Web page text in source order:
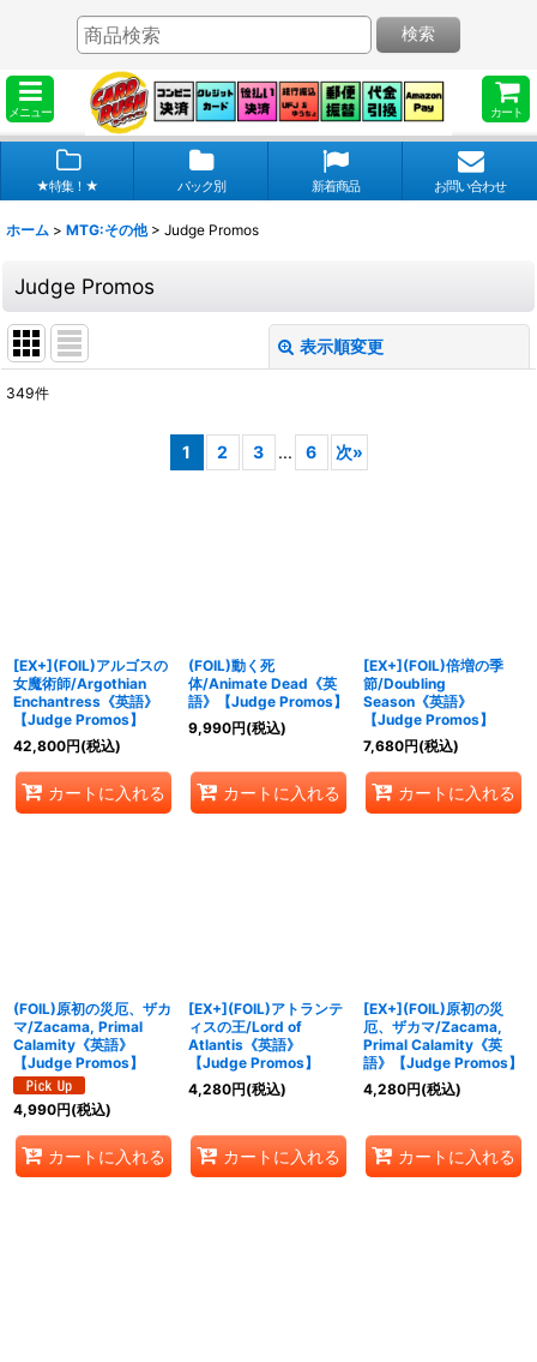
メニュー カート
検索
★特集！★ パック別 新着商品 お問い合わせ
ホーム > MTG:その他 > Judge Promos
Judge Promos
表示順変更
349件
1 2 3 ... 6 次»
[EX+](FOIL)アルゴスの
女魔術師/Argothian
Enchantress《英語》
【Judge Promos】
42,800円(税込)
カートに入れる
(FOIL)動く死
体/Animate Dead《英
語》【Judge Promos】
9,990円(税込)
カートに入れる
[EX+](FOIL)倍増の季
節/Doubling
Season《英語》
【Judge Promos】
7,680円(税込)
カートに入れる
(FOIL)原初の災厄、ザカ
マ/Zacama, Primal
Calamity《英語》
【Judge Promos】
4,990円(税込)
カートに入れる
[EX+](FOIL)アトランテ
ィスの王/Lord of
Atlantis《英語》
【Judge Promos】
4,280円(税込)
カートに入れる
[EX+](FOIL)原初の災
厄、ザカマ/Zacama,
Primal Calamity《英
語》【Judge Promos】
4,280円(税込)
カートに入れる